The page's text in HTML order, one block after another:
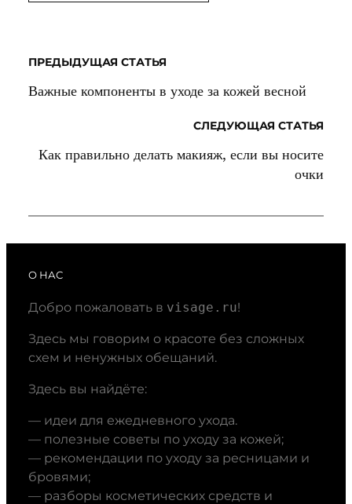
ПРЕДЫДУЩАЯ СТАТЬЯ
Важные компоненты в уходе за кожей весной
СЛЕДУЮЩАЯ СТАТЬЯ
Как правильно делать макияж, если вы носите
очки
О НАС
Добро пожаловать в visage.ru!
Здесь мы говорим о красоте без сложных
схем и ненужных обещаний.
Здесь вы найдёте:
— идеи для ежедневного ухода.
— полезные советы по уходу за кожей;
— рекомендации по уходу за ресницами и
бровями;
— разборы косметических средств и